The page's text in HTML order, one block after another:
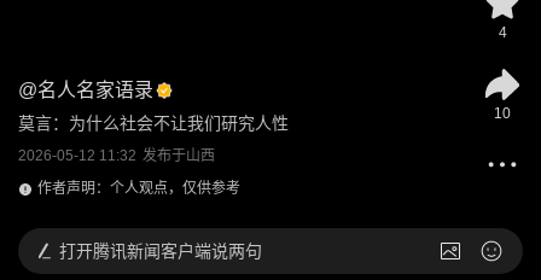
@名人名家语录
莫言：为什么社会不让我们研究人性
2026-05-12 11:32 发布于山西
作者声明：个人观点，仅供参考
4
10
打开腾讯新闻客户端说两句